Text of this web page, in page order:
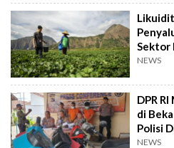
Sektor
NEWS
DPR
di
Polisi
NEWS